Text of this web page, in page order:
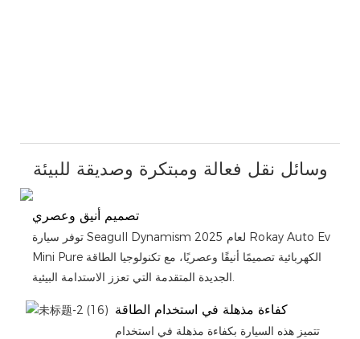
وسائل نقل فعالة ومبتكرة وصديقة للبيئة
تصميم أنيق وعصري
توفر سيارة Seagull Dynamism لعام 2025 Rokay Auto Ev
Mini Pure الكهربائية تصميمًا أنيقًا وعصريًا، مع تكنولوجيا الطاقة
الجديدة المتقدمة التي تعزز الاستدامة البيئية.
كفاءة مذهلة في استخدام الطاقة
تتميز هذه السيارة بكفاءة مذهلة في استخدام